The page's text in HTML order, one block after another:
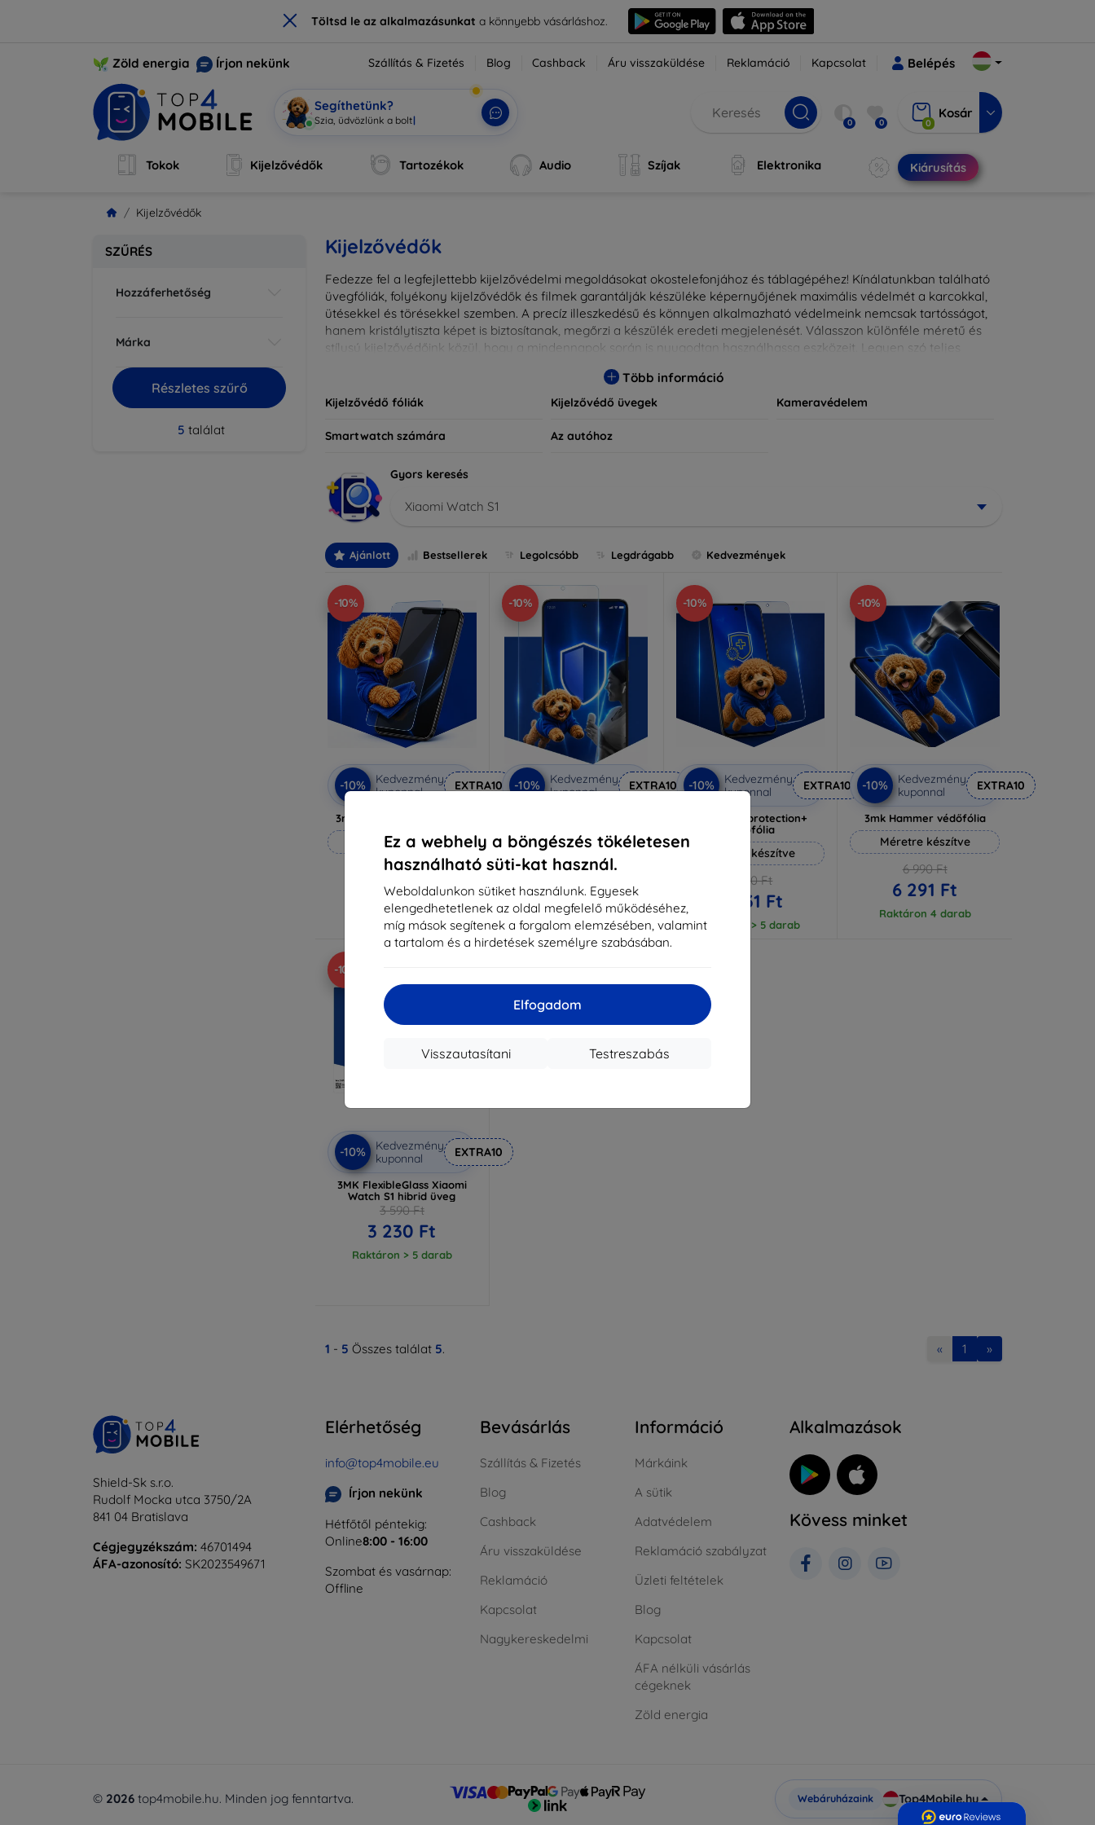
× Töltsd le az alkalmazásunkata könnyebb vásárláshoz.
Ez a webhely a böngészés tökéletesen
használható süti-kat használ.
Weboldalunkon sütiket használunk. Egyesek
elengedhetetlenek az oldal megfelelő működéséhez,
míg mások segítenek a forgalom elemzésében, valamint
a tartalom és a hirdetések személyre szabásában.
Elfogadom
Testreszabás
Visszautasítani
Zöld energia Írjon nekünk Szállítás & Fizetés Blog Cashback Áru visszaküldése Reklamáció Kapcsolat Belépés
Segíthetünk?
Mob 0 0 0
Kosár
Tokok Kijelzővédők Tartozékok Audio Szíjak Elektronika Kiárusítás
Kijelzővédők
SZŰRÉS
Hozzáferhetőség
Márka
Részletes szűrő
5 találat
Kijelzővédők
Fedezze fel a legfejlettebb kijelzővédelmi megoldásokat okostelefonjához és táblagépéhez! Kínálatunkban található
üvegfóliák, folyékony kijelzővédők és filmek garantálják készüléke képernyőjének maximális védelmét a karcokkal,
ütésekkel és törésekkel szemben. A precíz illeszkedésű és könnyen alkalmazható védelmeink nemcsak tartósságot,
hanem kristálytiszta képet is biztosítanak, megőrzi a készülék eredeti megjelenését. Válasszon különféle méretű és
stílusú kijelzővédőink közül, hogy a mindennapok során is nyugodtan használhassa eszközeit. Legyen szó teljes
Több információ
Kijelzővédő fóliák Kijelzővédő üvegek Kameravédelem
Smartwatch számára Az autóhoz
Gyors keresés
Xiaomi Watch S1
Ajánlott Bestsellerek Legolcsóbb Legdrágabb Kedvezmények
-10%
-10%
Kedvezmény
kuponnal
EXTRA10
3mk Anti-Shock védőüveg
Méretre készítve
5 890 Ft
5 301 Ft
Raktáron > 5 darab
-10%
-10%
Kedvezmény
kuponnal
EXTRA10
Méretre készítve
4 390 Ft
3 951 Ft
Raktáron > 5 darab
-10%
-10%
Kedvezmény
kuponnal
EXTRA10
3mk Silverprotection+
védőfólia
Méretre készítve
6 590 Ft
5 931 Ft
Raktáron > 5 darab
-10%
-10%
Kedvezmény
kuponnal
EXTRA10
3mk Hammer védőfólia
Méretre készítve
6 990 Ft
6 291 Ft
Raktáron 4 darab
-10%
-10%
Kedvezmény
kuponnal
EXTRA10
3MK FlexibleGlass Xiaomi
Watch S1 hibrid üveg
3 590 Ft
3 230 Ft
Raktáron > 5 darab
1 - 5 Összes találat 5. « 1 »
Shield-Sk s.r.o.
Rudolf Mocka utca 3750/2A
841 04 Bratislava
Cégjegyzékszám: 46701494
ÁFA-azonosító: SK2023549671
Elérhetőség
info@top4mobile.eu
Írjon nekünk
Hétfőtől péntekig:
Online8:00 - 16:00
Szombat és vasárnap:
Offline
Bevásárlás
Szállítás & Fizetés
Blog
Cashback
Áru visszaküldése
Reklamáció
Kapcsolat
Nagykereskedelmi
Információ
Márkáink
A sütik
Adatvédelem
Reklamáció szabályzat
Üzleti feltételek
Blog
Kapcsolat
ÁFA nélküli vásárlás
cégeknek
Zöld energia
Alkalmazások
Kövess minket
© 2026 top4mobile.hu. Minden jog fenntartva. Webáruházaink Top4Mobile.hu